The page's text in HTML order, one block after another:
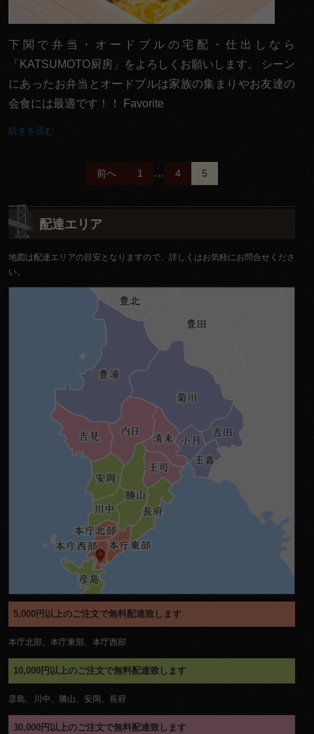
ご質問
お問い合
わせ
引法に基
ップ
下関で弁当・オードブルの宅配・仕出しなら
「KATSUMOTO厨房」をよろしくお願いします。 シーン
にあったお弁当とオードブルは家族の集まりやお友達の
会食には最適です！！ Favorite
続きを読む
稿
ナ
ビ
ゲ
前へ 1 … 4 5
配達エリア
地図は配達エリアの目安となりますので、詳しくはお気軽にお問合せくださ
い。
5,000円以上のご注文で無料配達致します
本庁北部、本庁東部、本庁西部
10,000円以上のご注文で無料配達致します
彦島、川中、勝山、安岡、長府
30,000円以上のご注文で無料配達致します